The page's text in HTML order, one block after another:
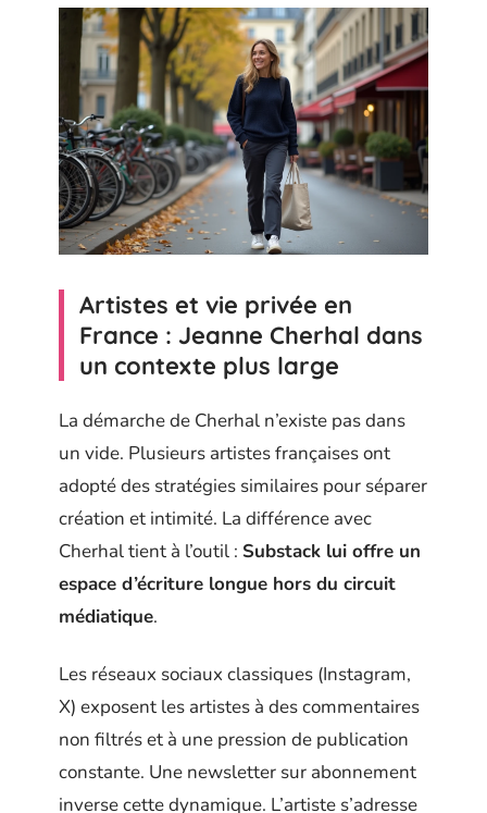
Artistes et vie privée en
France : Jeanne Cherhal dans
un contexte plus large
La démarche de Cherhal n’existe pas dans
un vide. Plusieurs artistes françaises ont
adopté des stratégies similaires pour séparer
création et intimité. La différence avec
Cherhal tient à l’outil : Substack lui offre un
espace d’écriture longue hors du circuit
médiatique.
Les réseaux sociaux classiques (Instagram,
X) exposent les artistes à des commentaires
non filtrés et à une pression de publication
constante. Une newsletter sur abonnement
inverse cette dynamique. L’artiste s’adresse